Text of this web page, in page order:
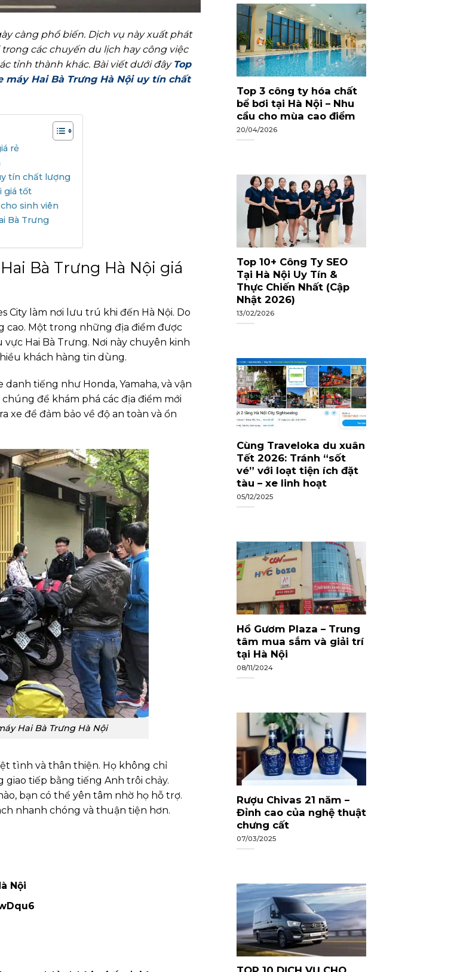
càng phổ biến. Dịch vụ này xuất phát
các chuyến du lịch hay công việc
tỉnh thành khác. Bài viết dưới đây Top
máy Hai Bà Trưng Hà Nội uy tín chất
rẻ
tín chất lượng
giá tốt
sinh viên
Bà Trưng
Bà Trưng Hà Nội giá
City làm nơi lưu trú khi đến Hà Nội. Do
cao. Một trong những địa điểm được
Hai Bà Trưng. Nơi này chuyên kinh
khách hàng tin dùng.
tiếng như Honda, Yamaha, và vận
để khám phá các địa điểm mới
xe để đảm bảo về độ an toàn và ổn
Hai Bà Trưng Hà Nội
tình và thân thiện. Họ không chỉ
tiếp bằng tiếng Anh trôi chảy.
bạn có thể yên tâm nhờ họ hỗ trợ.
nhanh chóng và thuận tiện hơn.
Nội
Top 3 công ty hóa chất
bể bơi tại Hà Nội – Nhu
cầu cho mùa cao điểm
20/04/2026
Top 10+ Công Ty SEO
Tại Hà Nội Uy Tín &
Thực Chiến Nhất (Cập
Nhật 2026)
13/02/2026
Cùng Traveloka du xuân
Tết 2026: Tránh “sốt
vé” với loạt tiện ích đặt
tàu – xe linh hoạt
05/12/2025
Hồ Gươm Plaza – Trung
tâm mua sắm và giải trí
tại Hà Nội
08/11/2024
Rượu Chivas 21 năm –
Đỉnh cao của nghệ thuật
chưng cất
07/03/2025